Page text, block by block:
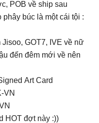
POB về ship sau
phây búc là một cái tội :
GOT7, IVE về nữ
đến đêm mới về nên
Art Card
VN
HOT đợt này :))